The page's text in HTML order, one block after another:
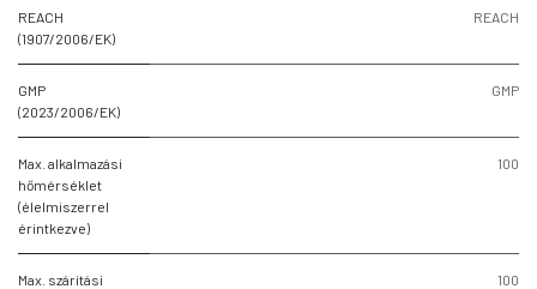
REACH
(1907/2006/EK)
REACH
GMP
(2023/2006/EK)
GMP
Max. alkalmazási
hőmérséklet
(élelmiszerrel
érintkezve)
100
Max. szárítási
100